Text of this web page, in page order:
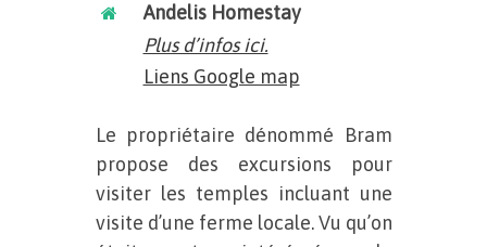
Andelis Homestay
Plus d’infos ici.
Liens Google map
Le propriétaire dénommé Bram
propose des excursions pour
visiter les temples incluant une
visite d’une ferme locale. Vu qu’on